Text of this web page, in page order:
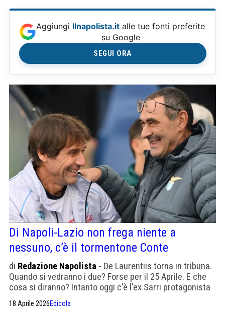
Aggiungi Ilnapolista.it alle tue fonti preferite
su Google
SEGUI ORA
Di Napoli-Lazio non frega niente a
nessuno, c’è il tormentone Conte
di Redazione Napolista - De Laurentiis torna in tribuna.
Quando si vedranno i due? Forse per il 25 Aprile. E che
cosa si diranno? Intanto oggi c'è l'ex Sarri protagonista
18 Aprile 2026Edicola